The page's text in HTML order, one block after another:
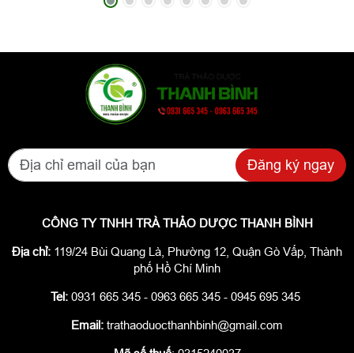
Đăng ký ngay
CÔNG TY TNHH TRÀ THẢO DƯỢC THANH BÌNH
Địa chỉ: 119/24 Bùi Quang Là, Phường 12, Quận Gò Vấp, Thành
phố Hồ Chí Minh
Tel: 0931 665 345 - 0963 665 345 - 0945 695 345
Email: trathaoduocthanhbinh@gmail.com